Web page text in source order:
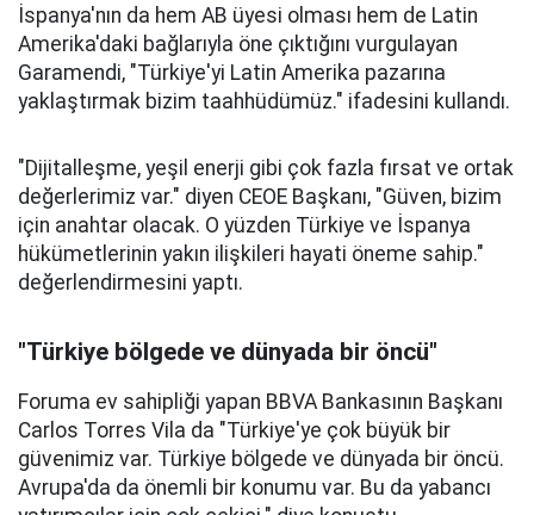
İspanya'nın da hem AB üyesi olması hem de Latin
Amerika'daki bağlarıyla öne çıktığını vurgulayan
Garamendi, "Türkiye'yi Latin Amerika pazarına
yaklaştırmak bizim taahhüdümüz." ifadesini kullandı.
"Dijitalleşme, yeşil enerji gibi çok fazla fırsat ve ortak
değerlerimiz var." diyen CEOE Başkanı, "Güven, bizim
için anahtar olacak. O yüzden Türkiye ve İspanya
hükümetlerinin yakın ilişkileri hayati öneme sahip."
değerlendirmesini yaptı.
"Türkiye bölgede ve dünyada bir öncü"
Foruma ev sahipliği yapan BBVA Bankasının Başkanı
Carlos Torres Vila da "Türkiye'ye çok büyük bir
güvenimiz var. Türkiye bölgede ve dünyada bir öncü.
Avrupa'da da önemli bir konumu var. Bu da yabancı